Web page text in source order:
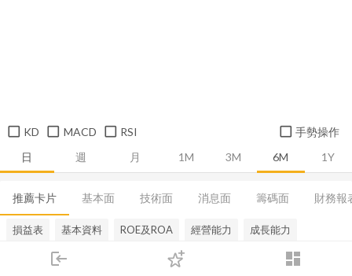
login dashboard
下單
日 週 月 1M 3M 6M 1Y
KD MACD RSI 手勢操作
推薦卡片 基本面 技術面 消息面 籌碼面 財務報
損益表 基本資料 ROE及ROA 經營能力 成長能力